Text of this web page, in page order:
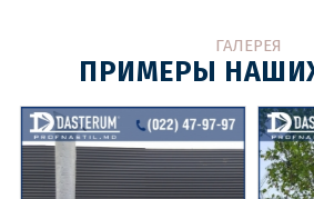
ГАЛЕРЕЯ
ПРИМЕРЫ